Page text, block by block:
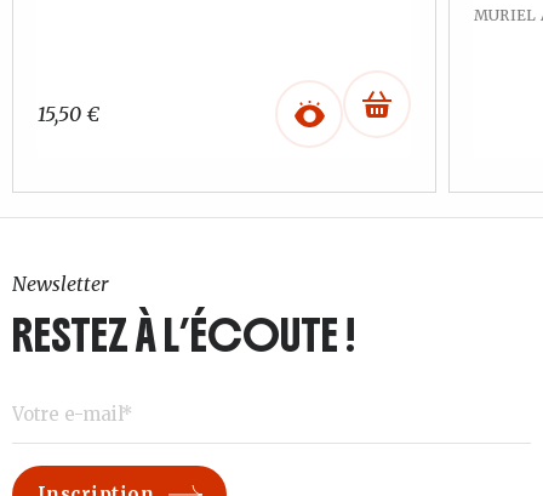
15,50 €
MURIEL
Newsletter
RESTEZ À L’ÉCOUTE !